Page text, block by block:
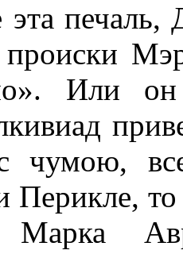
печаль,
происки
Или он
с чумою,
Перикле,
Марка